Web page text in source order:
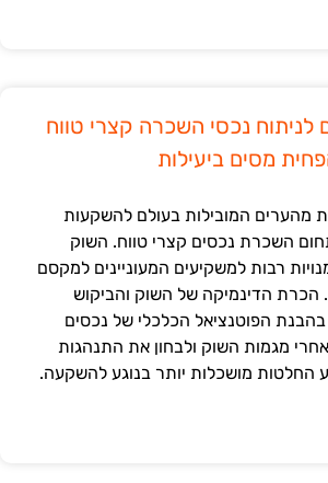
לניתוח נכסי השכרה קצרי טווח
מסים ביעילות
מהערים המובילות בעולם להשקעות
השכרת נכסים קצרי טווח. השוק
רבות למשקיעים המעוניינים למקסם
הדינמיקה של השוק והביקוש
בהבנת הפוטנציאל הכלכלי של נכסים
מגמות השוק ולבחון את התנהגות
החלטות מושכלות יותר בנוגע להשקעה.